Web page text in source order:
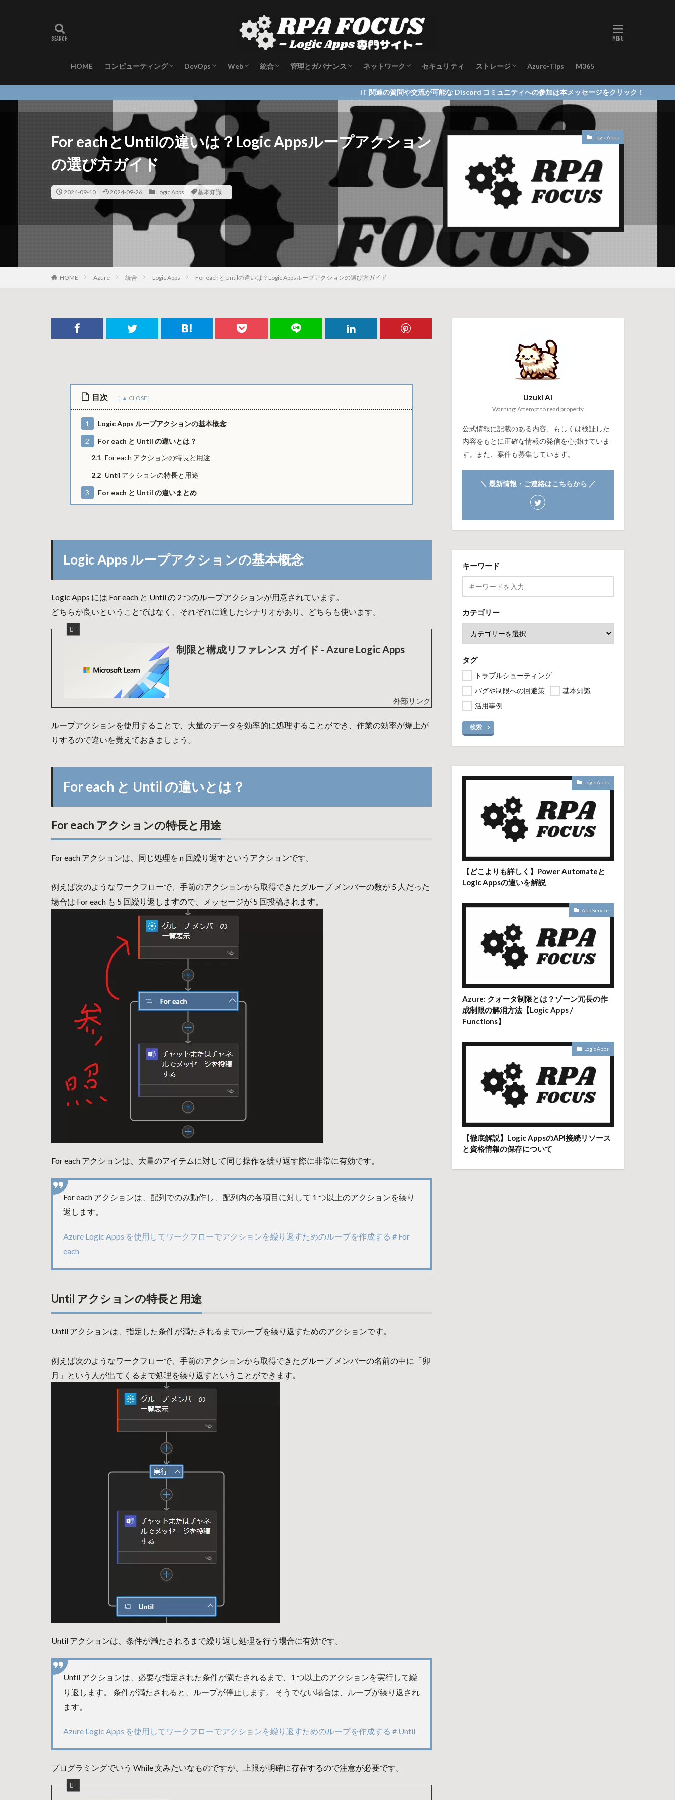
HOME コンピューティング
Azure Functions
App Service
DevOps
Azure Monitor
Web
App Service
統合
Logic Apps
Azure Functions
管理とガバナンス
Azure Monitor
Automation
Azure Resource Manager
Azure で使う CLI
Microsoft Azure portal
ネットワーク
Azure Virtual Network
セキュリティ ストレージ
Azure Blob Storage
Azure-Tips M365
IT 関連の質問や交流が可能な Discord コミュニティへの参加は本メッセージをクリック！
For eachとUntilの違いは？Logic Appsループアクション
の選び方ガイド
2024-09-10 2024-09-26 Logic Apps 基本知識
Logic Apps
HOME Azure 統合 Logic Apps For eachとUntilの違いは？Logic Appsループアクションの選び方ガイド
目次
1 Logic Apps ループアクションの基本概念
2
For each と Until の違いとは？
2.1 For each アクションの特長と用途
2.2 Until アクションの特長と用途
3 For each と Until の違いまとめ
Logic Apps ループアクションの基本概念
Logic Apps には For each と Until の 2 つのループアクションが用意されています。
どちらが良いということではなく、それぞれに適したシナリオがあり、どちらも使います。
制限と構成リファレンス ガイド - Azure Logic Apps
ループアクションを使用することで、大量のデータを効率的に処理することができ、作業の効率が爆上が
りするので違いを覚えておきましょう。
For each と Until の違いとは？
For each アクションの特長と用途
For each アクションは、同じ処理を n 回繰り返すというアクションです。
例えば次のようなワークフローで、手前のアクションから取得できたグループ メンバーの数が 5 人だった
場合は For each も 5 回繰り返しますので、メッセージが 5 回投稿されます。
For each アクションは、大量のアイテムに対して同じ操作を繰り返す際に非常に有効です。
For each アクションは、配列でのみ動作し、配列内の各項目に対して 1 つ以上のアクションを繰り
返します。
Azure Logic Apps を使用してワークフローでアクションを繰り返すためのループを作成する # For
each
Until アクションの特長と用途
Until アクションは、指定した条件が満たされるまでループを繰り返すためのアクションです。
例えば次のようなワークフローで、手前のアクションから取得できたグループ メンバーの名前の中に「卯
月」という人が出てくるまで処理を繰り返すということができます。
Until アクションは、条件が満たされるまで繰り返し処理を行う場合に有効です。
Until アクションは、必要な指定された条件が満たされるまで、1 つ以上のアクションを実行して繰
り返します。 条件が満たされると、ループが停止します。 そうでない場合は、ループが繰り返され
ます。
Azure Logic Apps を使用してワークフローでアクションを繰り返すためのループを作成する # Until
プログラミングでいう While 文みたいなものですが、上限が明確に存在するので注意が必要です。
Uzuki Ai
Warning: Attempt to read property
公式情報に記載のある内容、もしくは検証した
内容をもとに正確な情報の発信を心掛けていま
す。また、案件も募集しています。
＼ 最新情報・ご連絡はこちらから ／
キーワード
カテゴリー
タグ
トラブルシューティング
バグや制限への回避策
基本知識
活用事例
検索
Logic Apps
【どこよりも詳しく】Power Automateと
Logic Appsの違いを解説
App Service
Azure: クォータ制限とは？ゾーン冗長の作
成制限の解消方法【Logic Apps /
Functions】
Logic Apps
【徹底解説】Logic AppsのAPI接続リソース
と資格情報の保存について